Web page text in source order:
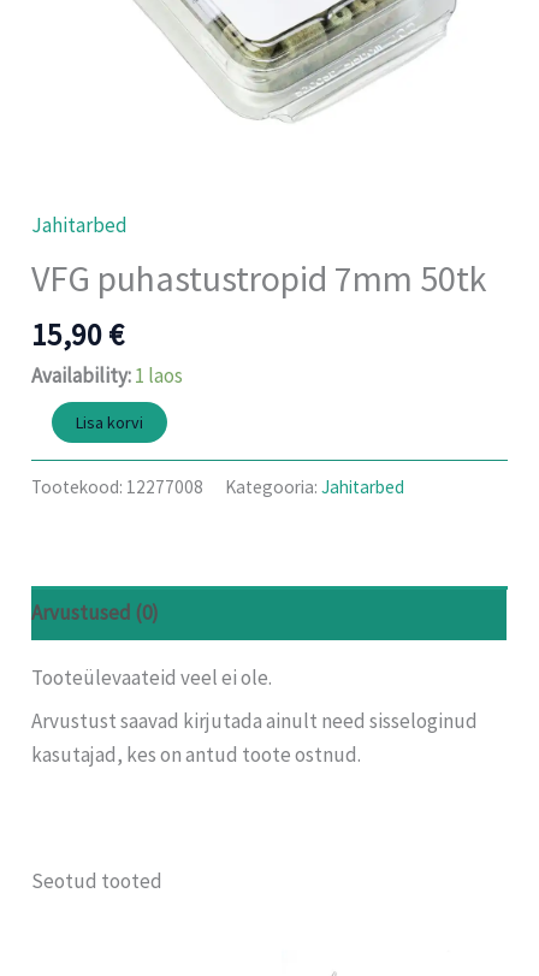
Jahitarbed
VFG puhastustropid 7mm 50tk
15,90€
Availability:1 laos
Lisa korvi
Tootekood: 12277008 Kategooria:Jahitarbed
Arvustused (0)
Tooteülevaateid veel ei ole.
Arvustust saavad kirjutada ainult need sisseloginud
kasutajad, kes on antud toote ostnud.
Seotud tooted